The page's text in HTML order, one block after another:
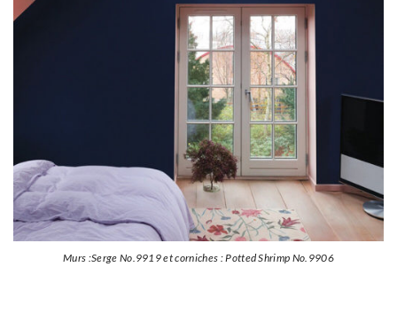
Murs :Serge No.9919 et corniches : Potted Shrimp No.9906